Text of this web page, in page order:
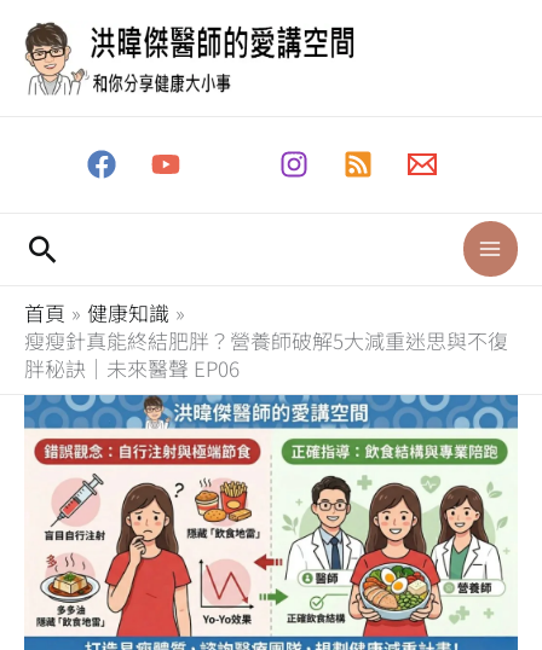
搜
尋
首頁
健康知識
瘦瘦針真能終結肥胖？營養師破解5大減重迷思與不復
胖秘訣｜未來醫聲 EP06